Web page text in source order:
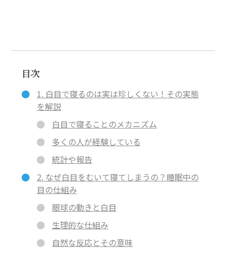
目次
1. 白目で寝るのは実は珍しくない！その実態
を解説
白目で寝ることのメカニズム
多くの人が経験している
統計や報告
2. なぜ白目をむいて寝てしまうの？睡眠中の
目の仕組み
眼球の動きと白目
生理的な仕組み
自然な反応とその意味